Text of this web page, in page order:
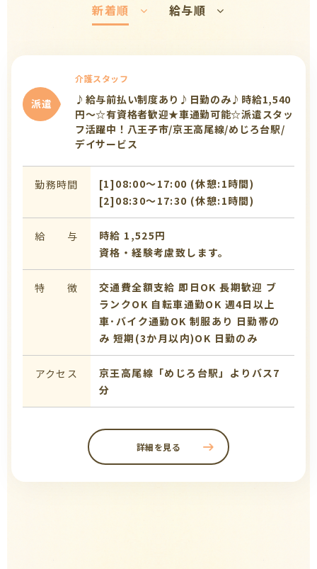
新着順 給与順
派遣
介護スタッフ
♪給与前払い制度あり♪日勤のみ♪時給1,540
円～☆有資格者歓迎★車通勤可能☆派遣スタッ
フ活躍中！八王子市/京王高尾線/めじろ台駅/
デイサービス
勤務時間
[1]08:00〜17:00 (休憩:1時間)
[2]08:30〜17:30 (休憩:1時間)
給 与
時給 1,525円
資格・経験考慮致します。
特 徴 交通費全額支給 即日OK 長期歓迎 ブ
ランクOK 自転車通勤OK 週4日以上
車･バイク通勤OK 制服あり 日勤帯の
み 短期(3か月以内)OK 日勤のみ
アクセス
京王高尾線「めじろ台駅」よりバス7
分
詳細を見る